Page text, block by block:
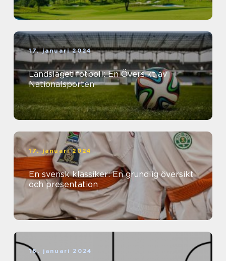
17. januari 2024
Landslaget fotboll: En Översikt av
Nationalsporten
17. januari 2024
En svensk klassiker: En grundlig översikt
och presentation
16. januari 2024